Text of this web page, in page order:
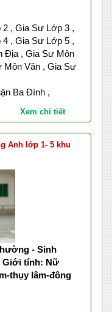
, Gia Sư Lớp 3 ,
, Gia Sư Lớp 5 ,
Địa , Gia Sư Môn
Môn Văn , Gia Sư
Ba Đình ,
Xem chi tiết
Anh lớp 1- 5 khu
- Sinh
Giới tính: Nữ
thụy lâm-đông